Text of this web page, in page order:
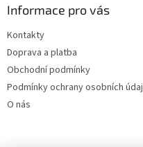
Informace pro vás
Kontakty
Doprava a platba
Obchodní podmínky
Podmínky ochrany osobních
O nás